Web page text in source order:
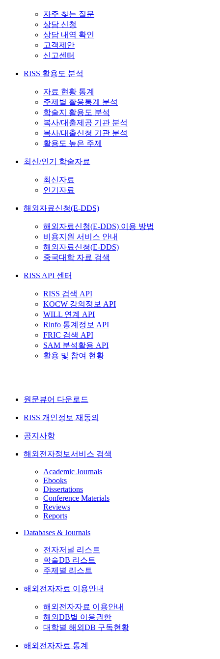
자주 찾는 질문
상담 신청
상담 내역 확인
고객제안
신고센터
RISS 활용도 분석
자료 현황 통계
주제별 활용통계 분석
학술지 활용도 분석
복사/대출제공 기관 분석
복사/대출신청 기관 분석
활용도 높은 주제
최신/인기 학술자료
최신자료
인기자료
해외자료신청(E-DDS)
해외자료신청(E-DDS) 이용 방법
비용지원 서비스 안내
해외자료신청(E-DDS)
중국대학 자료 검색
RISS API 센터
RISS 검색 API
KOCW 강의정보 API
WILL 연계 API
Rinfo 통계정보 API
FRIC 검색 API
SAM 분석활용 API
활용 및 참여 현황
원문뷰어 다운로드
RISS 개인정보 재동의
공지사항
해외전자정보서비스 검색
Academic Journals
Ebooks
Dissertations
Conference Materials
Reviews
Reports
Databases & Journals
전자저널 리스트
학술DB 리스트
주제별 리스트
해외전자자료 이용안내
해외전자자료 이용안내
해외DB별 이용권한
대학별 해외DB 구독현황
해외전자자료 통계